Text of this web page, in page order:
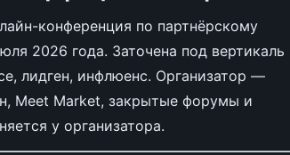
конференция по партнёрскому
2026 года. Заточена под вертикаль
лидген, инфлюенс. Организатор —
Meet Market, закрытые форумы и
у организатора.